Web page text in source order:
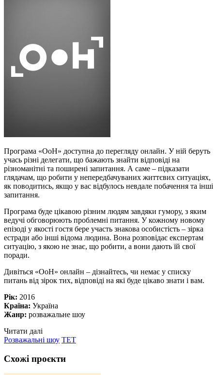
Програма «ОоН» доступна до перегляду онлайн. У ній беруть
учась різні делегати, що бажають знайти відповіді на
різноманітні та поширені запитання. А саме – підказати
глядачам, що робити у непередбачуваних життєвих ситуаціях,
як поводитись, якщо у вас відбулось невдале побачення та інші
запитання.
Програма буде цікавою різним людям завдяки гумору, з яким
ведучі обговорюють проблемні питання. У кожному новому
епізоді у якості гостя бере участь знакова особистість – зірка
естради або інші відома людина. Вона розповідає експертам
ситуацію, з якою не знає, що робити, а вони дають їй свої
поради.
Дивіться «ОоН» онлайн – дізнайтесь, чи немає у списку
питань від зірок тих, відповіді на які буде цікаво знати і вам.
Рік: 2016
Країна: Україна
Жанр: розважальне шоу
Читати далі
Розважальні шоу ТЕТ
Схожі проєкти